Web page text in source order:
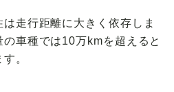
走行距離に大きく依存しま
車種では10万kmを超えると
。